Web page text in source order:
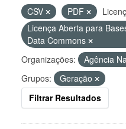
CSV
PDF
Licença Aberta para
Data Commons
Organizações:
Agência
Grupos:
Geração
Filtrar Resultados